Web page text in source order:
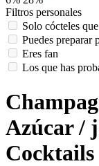
Filtros personales
Solo cócteles
Puedes preparar
Eres fan
Los que has
Azúcar /
Cocktails